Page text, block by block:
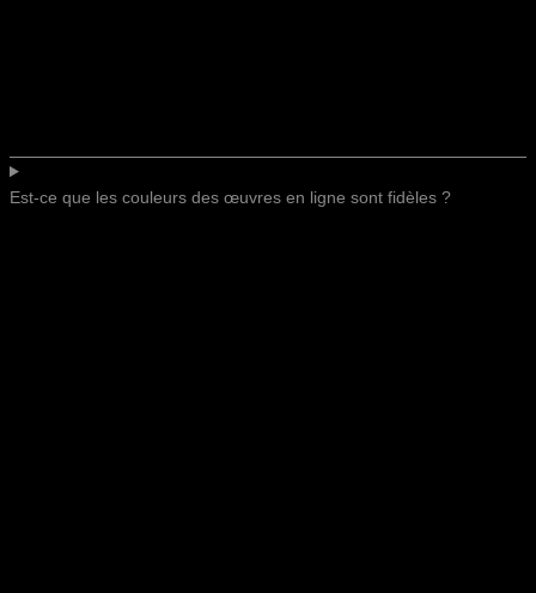
Est-ce que les couleurs des œuvres en ligne sont fidèles ?